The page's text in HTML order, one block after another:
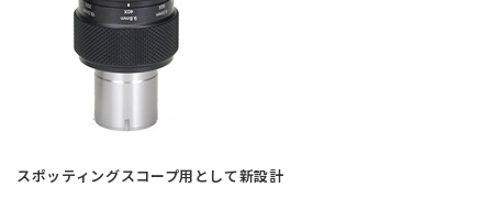
スポッティングスコープ用として新設計